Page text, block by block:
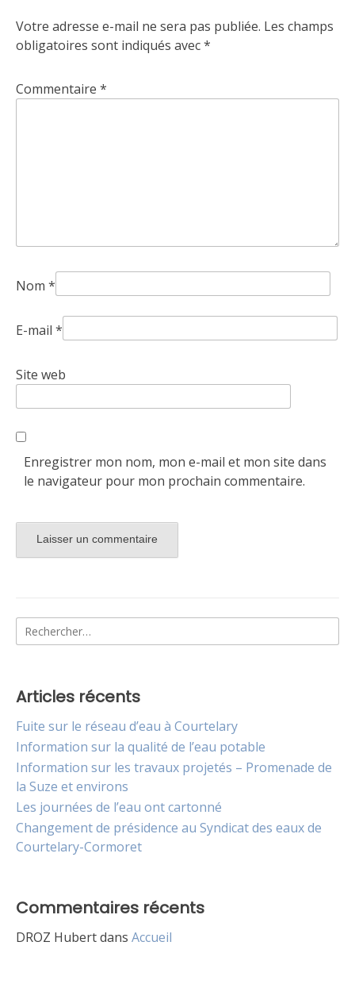
Votre adresse e-mail ne sera pas publiée. Les champs
obligatoires sont indiqués avec*
Commentaire *
Nom *
E-mail *
Site web
Enregistrer mon nom, mon e-mail et mon site dans
le navigateur pour mon prochain commentaire.
Rechercher :
Articles récents
Fuite sur le réseau d’eau à Courtelary
Information sur la qualité de l’eau potable
Information sur les travaux projetés – Promenade de
la Suze et environs
Les journées de l’eau ont cartonné
Changement de présidence au Syndicat des eaux de
Courtelary-Cormoret
Commentaires récents
DROZ Hubertdans Accueil